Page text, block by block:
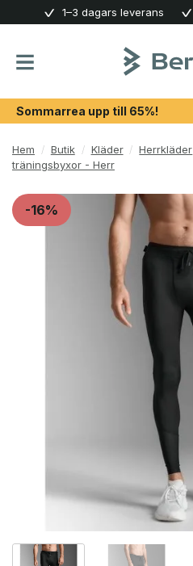
content
1–3 dagars leverans
Sommarrea upp till 65%!
Hem / Butik / Kläder / Herrkläder
träningsbyxor - Herr
-16%